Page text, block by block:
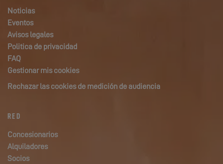
Noticias
Eventos
Avisos legales
Politica de privacidad
FAQ
Gestionar mis cookies
Rechazar las cookies de medición de audiencia
RED
Concesionarios
Alquiladores
Socios